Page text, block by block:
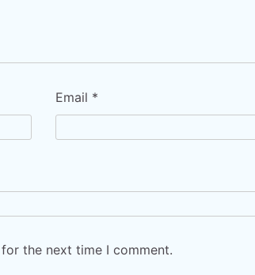
Email *
the next time I comment.